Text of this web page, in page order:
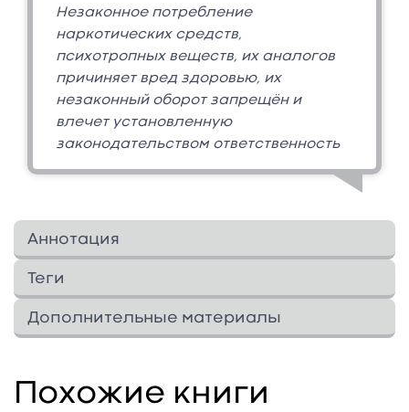
Незаконное потребление
наркотических средств,
психотропных веществ, их аналогов
причиняет вред здоровью, их
незаконный оборот запрещён и
влечет установленную
законодательством ответственность
Аннотация
Драма-терапевт Бике Генен не понаслышке
знает, каково быть высокочувствительной
мамой высокочувствительных детей. Ее книга
поможет вам сохранить равновесие в
практических советов. Вы научитесь
принимать свою высокую чувствительность,
Теги
Дополнительные материалы
В этом разделе еще нет дополнительных
Изображения
Похожие книги